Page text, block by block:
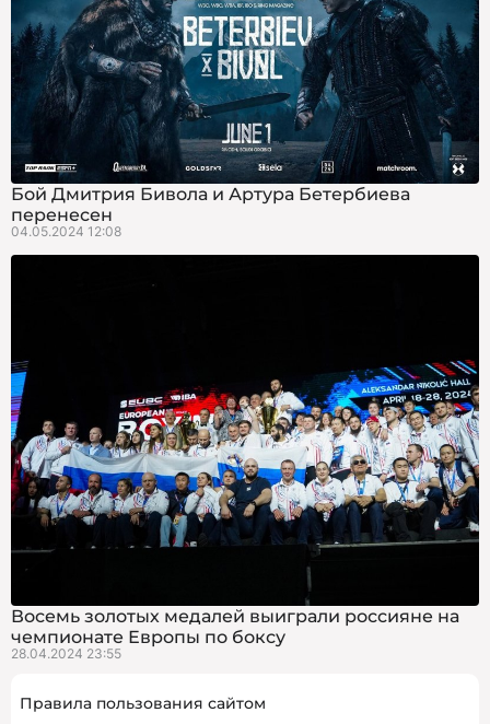
Бой Дмитрия Бивола и Артура Бетербиева
перенесен
04.05.2024 12:08
Восемь золотых медалей выиграли россияне на
чемпионате Европы по боксу
28.04.2024 23:55
Правила пользования сайтом